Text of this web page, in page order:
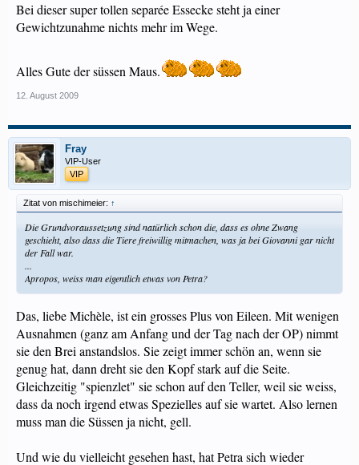
Bei dieser super tollen separée Essecke steht ja einer
Gewichtzunahme nichts mehr im Wege.
Alles Gute der süssen Maus.
12. August 2009
Fray
VIP-User
VIP
Zitat von mischimeier: ↑
Die Grundvoraussetzung sind natürlich schon die, dass es ohne Zwang
geschieht, also dass die Tiere freiwillig mitmachen, was ja bei Giovanni gar nicht
der Fall war.
...
Apropos, weiss man eigentlich etwas von Petra?
Das, liebe Michèle, ist ein grosses Plus von Eileen. Mit wenigen
Ausnahmen (ganz am Anfang und der Tag nach der OP) nimmt
sie den Brei anstandslos. Sie zeigt immer schön an, wenn sie
genug hat, dann dreht sie den Kopf stark auf die Seite.
Gleichzeitig "spienzlet" sie schon auf den Teller, weil sie weiss,
dass da noch irgend etwas Spezielles auf sie wartet. Also lernen
muss man die Süssen ja nicht, gell.
Und wie du vielleicht gesehen hast, hat Petra sich wieder